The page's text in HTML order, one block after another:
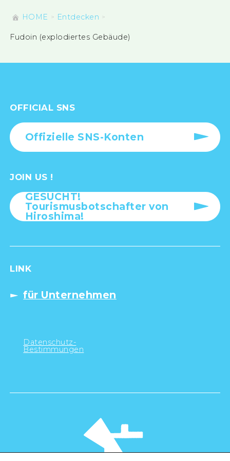
HOME Entdecken
Fudoin (explodiertes Gebäude)
OFFICIAL SNS
Offizielle SNS-Konten
JOIN US !
GESUCHT!
Tourismusbotschafter von
Hiroshima!
LINK
für Unternehmen
Datenschutz-
Bestimmungen